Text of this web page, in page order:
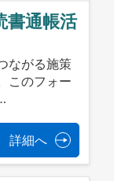
書通帳活
ながる施策
このフォー
詳細へ